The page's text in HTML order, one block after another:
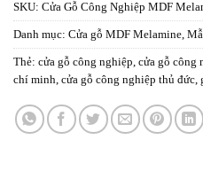
SKU: Cửa Gỗ Công Nghiệp MDF
Danh mục: Cửa gỗ MDF Melamine,
Thẻ: cửa gỗ công nghiệp, cửa gỗ công
chí minh, cửa gỗ công nghiệp thủ đức,